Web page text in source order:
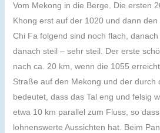
Vom Mekong in die Berge. Die ersten
Khong erst auf der 1020 und dann
Chi Fa folgend sind noch flach,
danach steil – sehr steil. Der erste
nach ca. 20 km, wenn die 1055
Straße auf den Mekong und der durch
bedeutet, dass das Tal eng und felsig
etwa 10 km parallel zum Fluss, so
lohnenswerte Aussichten hat. Beim